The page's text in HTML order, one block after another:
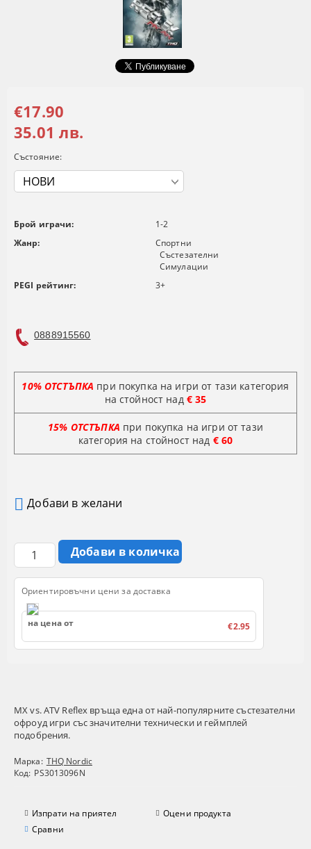
MX vs. ATV Reflex връща една от най-популярните състезателни
офроуд игри със значителни технически и геймплей
подобрения.
Марка: THQ Nordic
Код: PS3013096N
Изпрати на приятел
Оцени продукта
Сравни
€17.90
35.01 лв.
Състояние:
Брой играчи:
1-2
Жанр:
Спортни
Състезателни
Симулации
PEGI рейтинг:
3+
0888915560
10% ОТСТЪПКА при покупка на игри от тази категория
на стойност над € 35
15% ОТСТЪПКА при покупка на игри от тази
категория на стойност над € 60
Добави в желани
Ориентировъчни цени за доставка
на цена от €2.95